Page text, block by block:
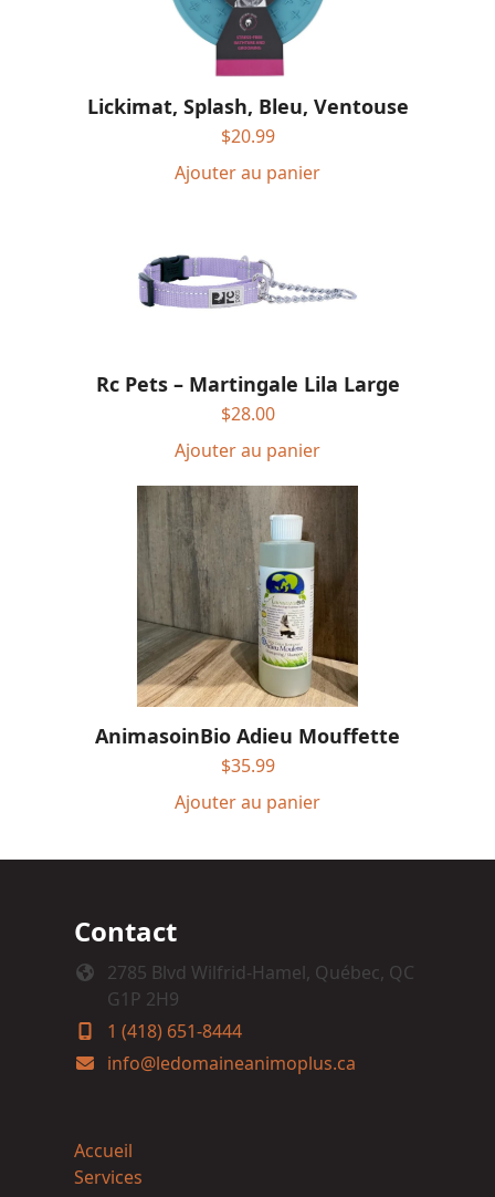
Lickimat, Splash, Bleu, Ventouse
$20.99
Ajouter au panier
Rc Pets – Martingale Lila Large
$28.00
Ajouter au panier
AnimasoinBio Adieu Mouffette
$35.99
Ajouter au panier
Contact
2785 Blvd Wilfrid-Hamel, Québec, QC
G1P 2H9
1 (418) 651-8444
info@ledomaineanimoplus.ca
Accueil
Services